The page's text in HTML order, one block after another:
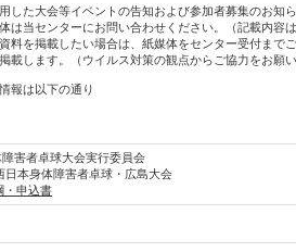
した大会等イベントの告知および参加者募集のお知
は当センターにお問い合わせください。（記載内容
料を掲載したい場合は、紙媒体をセンター受付まで
載します。（ウイルス対策の観点からご協力をお願
報は以下の通り
害者卓球大会実行委員会
日本身体障害者卓球・広島大会
・申込書